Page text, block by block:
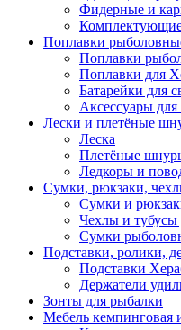
Фидерные и
Поплавки
Поплавки
Поплавки для
Батарейки для
Аксессуары
Лески и плетёные
Леска
Плетёные
Ледкоры и
Сумки, рюкзаки,
Сумки и
Чехлы и
Сумки
Подставки, ролики,
Подставки
Держатели
Зонты для рыбалки
Мебель кемпинговая